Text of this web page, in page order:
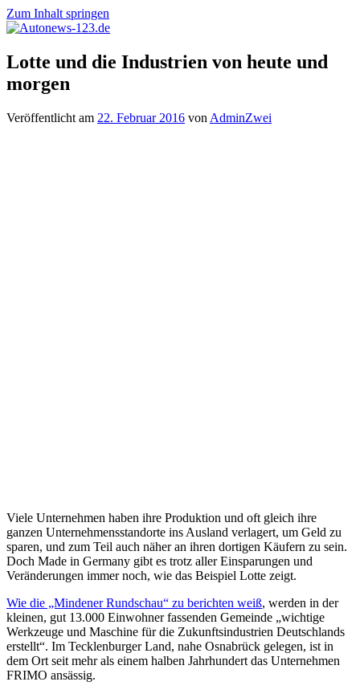
Zum Inhalt springen
Autonews-
123.de
Autonews
mit
Charme
Lotte und die Industrien von heute und
morgen
Veröffentlicht am 22. Februar 2016 von AdminZwei
Viele Unternehmen haben ihre Produktion und oft gleich ihre
ganzen Unternehmensstandorte ins Ausland verlagert, um Geld zu
sparen, und zum Teil auch näher an ihren dortigen Käufern zu sein.
Doch Made in Germany gibt es trotz aller Einsparungen und
Veränderungen immer noch, wie das Beispiel Lotte zeigt.
Wie die „Mindener Rundschau“ zu berichten weiß, werden in der
kleinen, gut 13.000 Einwohner fassenden Gemeinde „wichtige
Werkzeuge und Maschine für die Zukunftsindustrien Deutschlands
erstellt“. Im Tecklenburger Land, nahe Osnabrück gelegen, ist in
dem Ort seit mehr als einem halben Jahrhundert das Unternehmen
FRIMO ansässig.